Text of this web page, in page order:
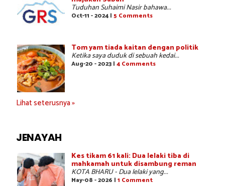
Tuduhan Suhaimi Nasir bahawa...
Oct-11 - 2024 | 5 Comments
Tom yam tiada kaitan dengan politik
Ketika saya duduk di sebuah kedai...
Aug-20 - 2023 | 4 Comments
Lihat seterusnya »
JENAYAH
Kes tikam 61 kali: Dua lelaki tiba di
mahkamah untuk disambung reman
KOTA BHARU - Dua lelaki yang...
May-08 - 2026 | 1 Comment